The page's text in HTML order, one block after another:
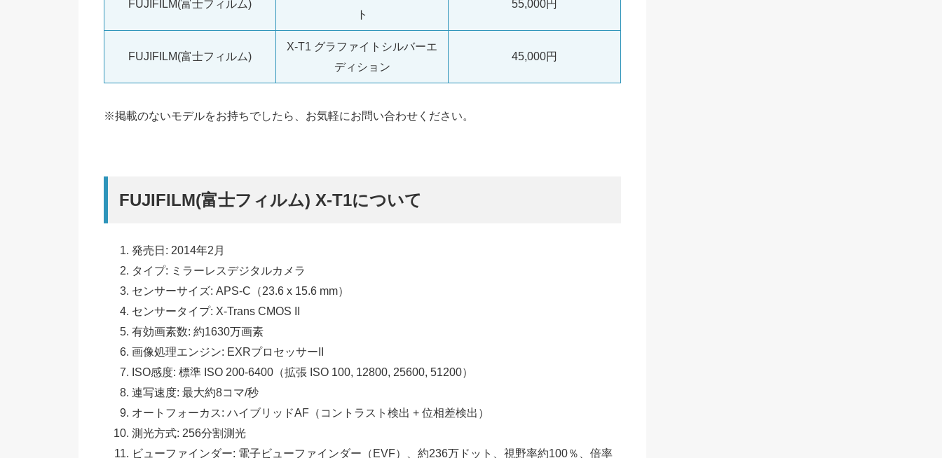
FUJIFILM(富士フィルム)
ト
55,000円
FUJIFILM(富士フィルム)
X-T1 グラファイトシルバーエ
ディション
45,000円
※掲載のないモデルをお持ちでしたら、お気軽にお問い合わせください。
FUJIFILM(富士フィルム) X-T1について
発売日: 2014年2月
タイプ: ミラーレスデジタルカメラ
センサーサイズ: APS-C（23.6 x 15.6 mm）
センサータイプ: X-Trans CMOS II
有効画素数: 約1630万画素
画像処理エンジン: EXRプロセッサーII
ISO感度: 標準 ISO 200-6400（拡張 ISO 100, 12800, 25600, 51200）
連写速度: 最大約8コマ/秒
オートフォーカス: ハイブリッドAF（コントラスト検出 + 位相差検出）
測光方式: 256分割測光
ビューファインダー: 電子ビューファインダー（EVF）、約236万ドット、視野率約100％、倍率